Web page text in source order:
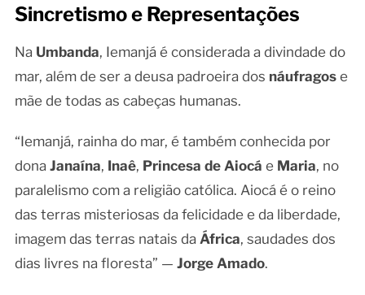
Sincretismo e Representações
Na Umbanda, Iemanjá é considerada a divindade do
mar, além de ser a deusa padroeira dos náufragose
mãe de todas as cabeças humanas.
“Iemanjá, rainha do mar, é também conhecida por
dona Janaína, Inaê, Princesa de Aiocá e Maria, no
paralelismo com a religião católica. Aiocá é o reino
das terras misteriosas da felicidade e da liberdade,
imagem das terras natais da África, saudades dos
dias livres na floresta” — Jorge Amado.